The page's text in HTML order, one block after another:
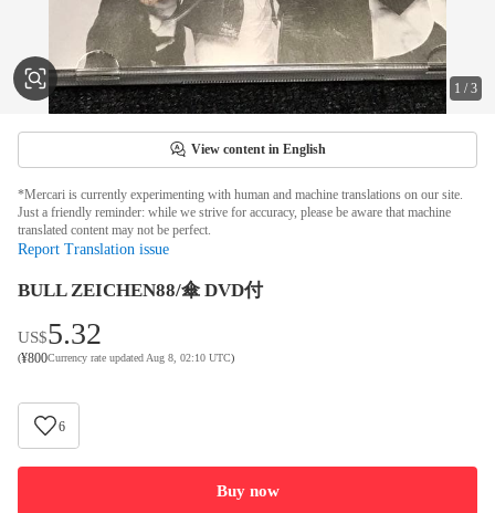
1 /3
View content in English
*Mercari is currently experimenting with human and machine translations on our site.
Just a friendly reminder: while we strive for accuracy, please be aware that machine
translated content may not be perfect.
Report Translation issue
BULL ZEICHEN88/傘 DVD付
US$5.32
(¥800Currency rate updated Aug 8, 02:10 UTC)
6
Buy now